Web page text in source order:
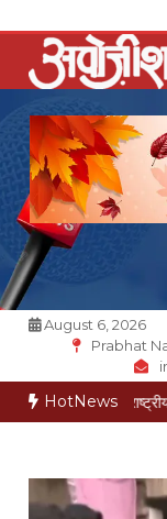
to
content
August 6, 2026
Prabhat
HotNews
राष्ट्रीय गौरव सम्मान से